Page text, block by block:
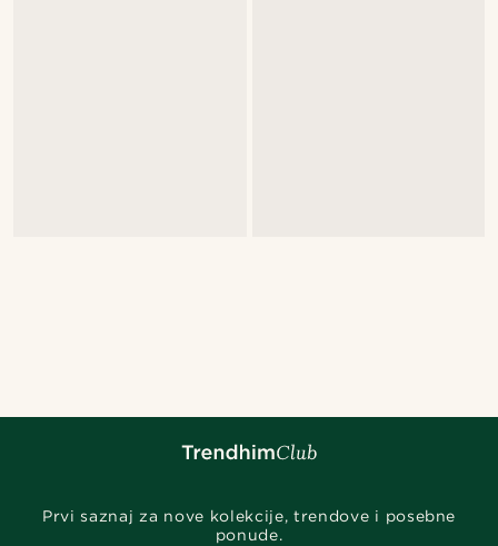
Prvi saznaj za nove kolekcije, trendove i posebne
ponude.